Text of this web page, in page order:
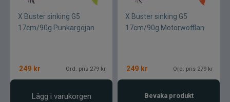
X Buster sinking G5
17cm/90g Punkargojan
249 kr Ord. pris 279 kr
Lägg i varukorgen
X Buster sinking G5
17cm/90g Motorwofflan
249 kr Ord. pris 279 kr
Bevaka produkt